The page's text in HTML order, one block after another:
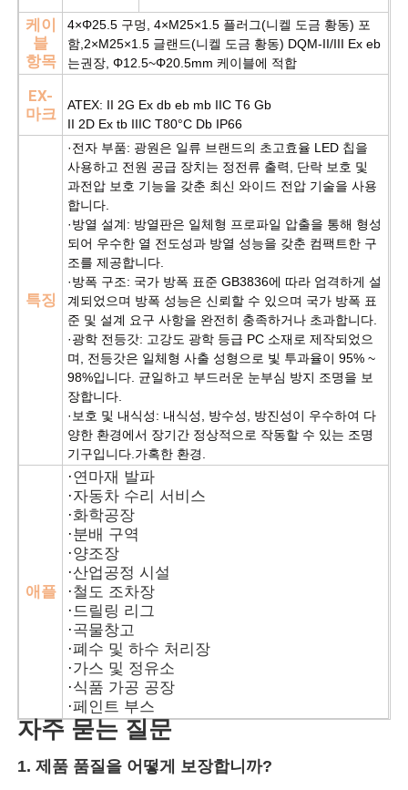
케이
블
항목
4×Φ25.5 구멍, 4×M25×1.5 플러그(니켈 도금 황동) 포
함, 2×M25×1.5 글랜드(니켈 도금 황동) DQM-II/III Ex eb
는권장, Φ12.5~Φ20.5mm 케이블에 적합
EX-
마크
ATEX: II 2G Ex db eb mb IIC T6 Gb
II 2D Ex tb IIIC T80°C Db IP66
특징
·전자 부품: 광원은 일류 브랜드의 초고효율 LED 칩을
사용하고 전원 공급 장치는 정전류 출력, 단락 보호 및
과전압 보호 기능을 갖춘 최신 와이드 전압 기술을 사용
합니다.
·방열 설계: 방열판은 일체형 프로파일 압출을 통해 형성
되어 우수한 열 전도성과 방열 성능을 갖춘 컴팩트한 구
조를 제공합니다.
·방폭 구조: 국가 방폭 표준 GB3836에 따라 엄격하게 설
계되었으며 방폭 성능은 신뢰할 수 있으며 국가 방폭 표
준 및 설계 요구 사항을 완전히 충족하거나 초과합니다.
·광학 전등갓: 고강도 광학 등급 PC 소재로 제작되었으
며, 전등갓은 일체형 사출 성형으로 빛 투과율이 95% ~
98%입니다. 균일하고 부드러운 눈부심 방지 조명을 보
장합니다.
·보호 및 내식성: 내식성, 방수성, 방진성이 우수하여 다
양한 환경에서 장기간 정상적으로 작동할 수 있는 조명
기구입니다. 가혹한 환경.
애플
·연마재 발파
·자동차 수리 서비스
·화학공장
·분배 구역
·양조장
·산업공정 시설
·철도 조차장
·드릴링 리그
·곡물창고
·폐수 및 하수 처리장
·가스 및 정유소
·식품 가공 공장
·페인트 부스
자주 묻는 질문
1. 제품 품질을 어떻게 보장합니까?